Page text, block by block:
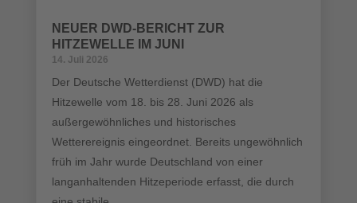
NEUER DWD-BERICHT ZUR
HITZEWELLE IM JUNI
14. Juli 2026
Der Deutsche Wetterdienst (DWD) hat die
Hitzewelle vom 18. bis 28. Juni 2026 als
außergewöhnliches und historisches
Wetterereignis eingeordnet. Bereits ungewöhnlich
früh im Jahr wurde Deutschland von einer
langanhaltenden Hitzeperiode erfasst, die durch